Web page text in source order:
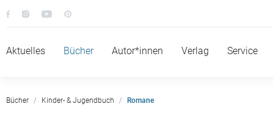
Aktuelles Bücher Autor*innen Verlag Service
Bücher Kinder- & Jugendbuch Romane